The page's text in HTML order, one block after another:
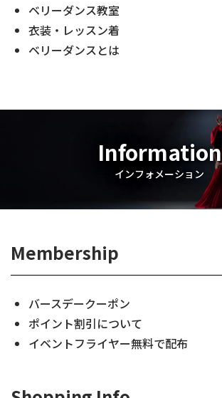
ベリーダンス教室
衣装・レッスン着
ベリーダンスとは
Information
インフォメーション
Membership
バースデークーポン
ポイント割引について
イベントフライヤー無料で配布